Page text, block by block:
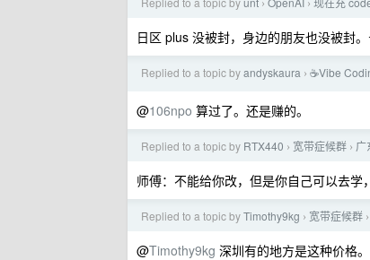
› ›
日区 plus 没被封，身边的朋友也没被封
Replied to a topic byandyskaura › ☕Vibe
@106npo 算过了。还是赚的。
Replied to a topic by RTX440 › 宽带症候群 › 广
师傅：不能给你改，但是你自己可以去学
Replied to a topic byTimothy9kg › 宽带症候群 ›
@Timothy9kg 深圳有的地方是这种价格